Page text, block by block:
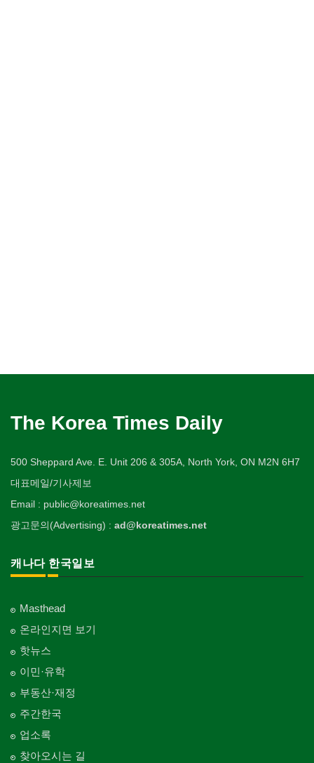
The Korea Times Daily
500 Sheppard Ave. E. Unit 206 & 305A, North York, ON M2N 6H7
대표메일/기사제보
Email : public@koreatimes.net
광고문의(Advertising) : ad@koreatimes.net
캐나다 한국일보
Masthead
온라인지면 보기
핫뉴스
이민·유학
부동산·재정
주간한국
업소록
찾아오시는 길